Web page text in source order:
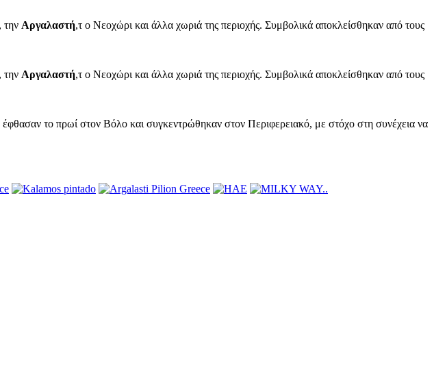
την Αργαλαστή,τ ο Νεοχώρι και άλλα χωριά της περιοχής. Συμβολικά αποκλείσθηκαν από τους
την Αργαλαστή,τ ο Νεοχώρι και άλλα χωριά της περιοχής. Συμβολικά αποκλείσθηκαν από τους
το πρωί στον Βόλο και συγκεντρώθηκαν στον Περιφερειακό, με στόχο στη συνέχεια να